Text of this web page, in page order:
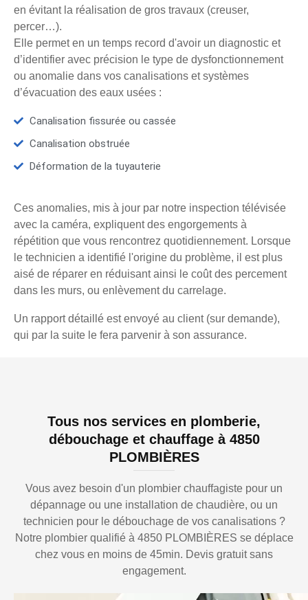
en évitant la réalisation de gros travaux (creuser,
percer…).
Elle permet en un temps record d'avoir un diagnostic et
d’identifier avec précision le type de dysfonctionnement
ou anomalie dans vos canalisations et systèmes
d’évacuation des eaux usées :
Canalisation fissurée ou cassée
Canalisation obstruée
Déformation de la tuyauterie
Ces anomalies, mis à jour par notre inspection télévisée
avec la caméra, expliquent des engorgements à
répétition que vous rencontrez quotidiennement. Lorsque
le technicien a identifié l'origine du problème, il est plus
aisé de réparer en réduisant ainsi le coût des percement
dans les murs, ou enlèvement du carrelage.
Un rapport détaillé est envoyé au client (sur demande),
qui par la suite le fera parvenir à son assurance.
Tous nos services en plomberie,
débouchage et chauffage à 4850
PLOMBIÈRES
Vous avez besoin d'un plombier chauffagiste pour un
dépannage ou une installation de chaudière, ou un
technicien pour le débouchage de vos canalisations ?
Notre plombier qualifié à 4850 PLOMBIÈRES se déplace
chez vous en moins de 45min. Devis gratuit sans
engagement.